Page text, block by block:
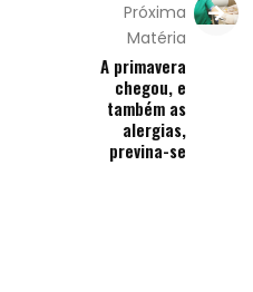
Próxima
Matéria
A primavera
chegou, e
também as
alergias,
previna-se